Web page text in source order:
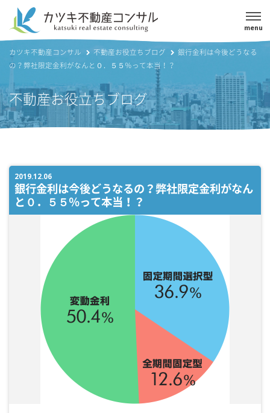
menu
カツキ不動産コンサル 不動産お役立ちブログ
銀行金利は今後どうなる
の？弊社限定金利がなんと０．５５％って本当！？
不動産お役立ちブログ
2019.12.06
銀行金利は今後どうなるの？弊社限定金利がなん
と０．５５％って本当！？